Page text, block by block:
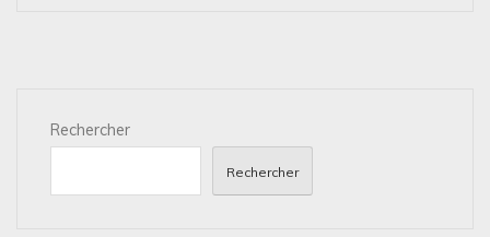
Rechercher
Rechercher